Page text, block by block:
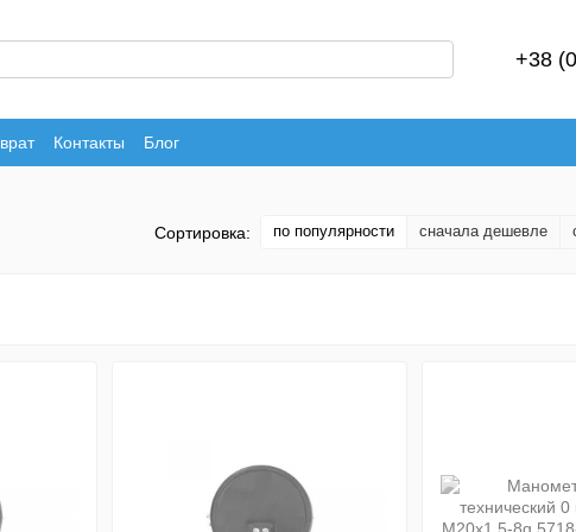
+38
Контакты Блог
Сортировка: по популярности сначала дешевле